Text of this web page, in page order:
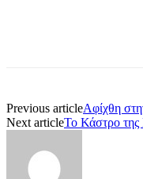
Previous articleΑφίχθη
Next articleΤο Κάστρο της